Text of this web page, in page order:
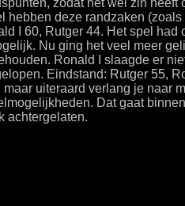
zodat het wel zin heeft
hebben deze randzaken
I 60, Rutger 44. Het spel
Nu ging het veel meer
Ronald I slaagde er
Eindstand: Rutger 55,
uiteraard verlang je naar
Dat gaat
achtergelaten.